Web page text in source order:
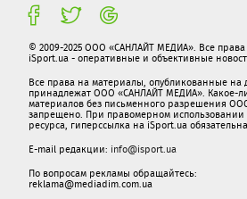
© 2009-2025 ООО «САНЛАЙТ МЕДИА». Все
iSport.ua - оперативные и объективные
Все права на материалы, опубликованные на
принадлежат ООО «САНЛАЙТ МЕДИА». Какое-
материалов без письменного разрешения
запрещено. При правомерном использовании
ресурса, гиперссылка на iSport.ua
E-mail редакции: info@isport.ua
По вопросам рекламы обращайтесь:
reklama@mediadim.com.ua